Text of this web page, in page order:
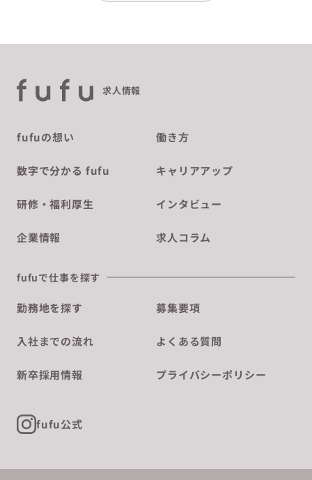
求人情報
fufuの想い 働き方
数字で分かる fufu キャリアアップ
研修・福利厚生 インタビュー
企業情報 求人コラム
fufuで仕事を探す
勤務地を探す 募集要項
入社までの流れ よくある質問
新卒採用情報 プライバシーポリシー
fufu公式